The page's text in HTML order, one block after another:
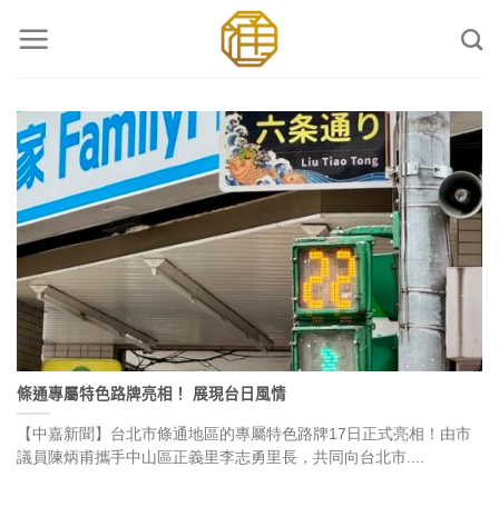
條通專屬特色路牌亮相！ 展現台日風情
【中嘉新聞】台北市條通地區的專屬特色路牌17日正式亮相！由市
議員陳炳甫攜手中山區正義里李志勇里長，共同向台北市....